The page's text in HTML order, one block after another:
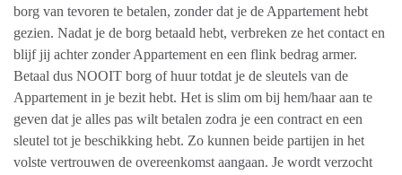
borg van tevoren te betalen, zonder dat je de Appartement hebt
gezien. Nadat je de borg betaald hebt, verbreken ze het contact en
blijf jij achter zonder Appartement en een flink bedrag armer.
Betaal dus NOOIT borg of huur totdat je de sleutels van de
Appartement in je bezit hebt. Het is slim om bij hem/haar aan te
geven dat je alles pas wilt betalen zodra je een contract en een
sleutel tot je beschikking hebt. Zo kunnen beide partijen in het
volste vertrouwen de overeenkomst aangaan. Je wordt verzocht